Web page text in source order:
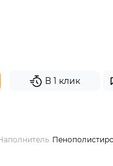
В 1 клик